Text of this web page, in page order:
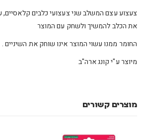
צעצוע עצם המשלב שני צעצועי כלבים
את הכלב להמשיך ולשחק עם המוצר
החומר ממנו עשוי המוצר אינו שוחק את השיניים .
מיוצר ע"י קונג ארה"ב
מוצרים קשורים